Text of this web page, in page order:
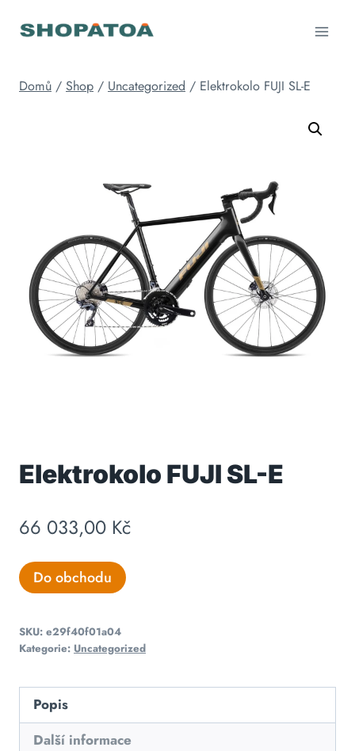
Domů / Shop / Uncategorized / Elektrokolo FUJI SL-E
Elektrokolo FUJI SL-E
66 033,00 Kč
Do obchodu
SKU: e29f40f01a04
Kategorie: Uncategorized
Popis
Další informace